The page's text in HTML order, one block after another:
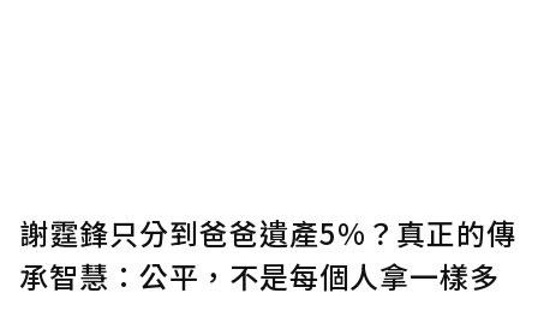
謝霆鋒只分到爸爸遺產5%？真正的傳
承智慧：公平，不是每個人拿一樣多